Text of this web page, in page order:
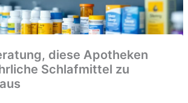
diese Apotheken
Schlafmittel zu